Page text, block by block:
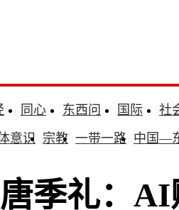
同心 东西问 国际
社
意识 宗教 一带一路 中国—
季礼：